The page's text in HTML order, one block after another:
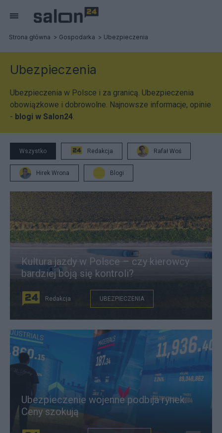
Strona główna Gospodarka Ubezpieczenia
Ubezpieczenia
Ubezpieczenia w Polsce i za granicą. Ubezpieczenia
obowiązkowe i dobrowolne. Najnowsze informacje, opinie
- blogi w Salon24.
Wszystko Redakcja Rafał Woś
Hirek Wrona Blogi
Kultura jazdy w Polsce – czy kierowcy
bardziej boją się kontroli?
Redakcja UBEZPIECZENIA
Ubezpieczenie wojenne podbija rynek.
Ceny szokują